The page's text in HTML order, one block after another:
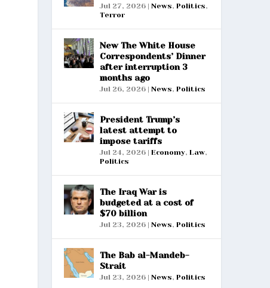
Jul 27, 2026| News, Politics,
Terror
New The White House
Correspondents’ Dinner
after interruption 3
months ago
Jul 26, 2026| News, Politics
President Trump’s
latest attempt to
impose tariffs
Jul 24, 2026| Economy, Law,
Politics
The Iraq War is
budgeted at a cost of
$70 billion
Jul 23, 2026| News, Politics
The Bab al-Mandeb-
Strait
Jul 23, 2026| News, Politics